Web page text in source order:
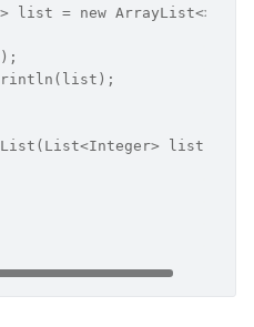
list = new ArrayList<>();
list) {